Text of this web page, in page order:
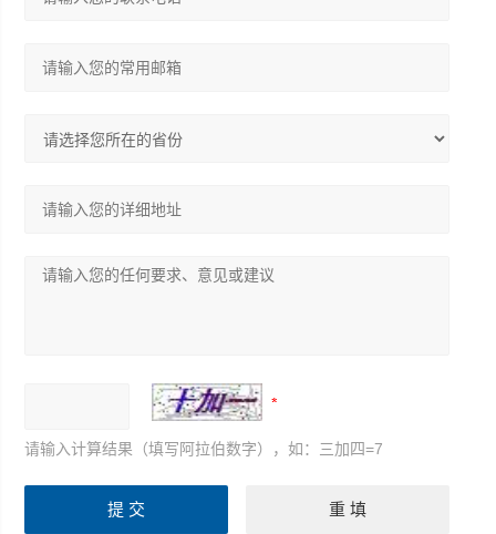
请输入计算结果（填写阿拉伯数字），如：三加四=7